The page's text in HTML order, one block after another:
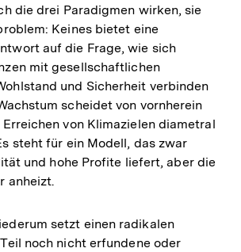
die drei Paradigmen wirken, sie
Keines bietet eine
auf die Frage, wie sich
mit gesellschaftlichen
und Sicherheit verbinden
scheidet von vornherein
von Klimazielen diametral
steht für ein Modell, das zwar
und hohe Profite liefert, aber die
anheizt.
setzt einen radikalen
noch nicht erfundene oder